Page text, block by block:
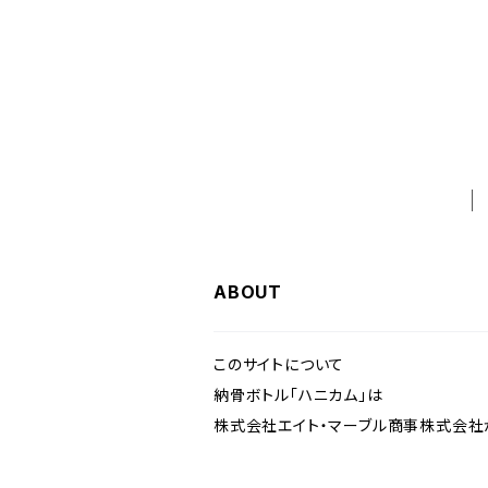
ABOUT
このサイトについて
納骨ボトル「ハニカム」は
株式会社エイト・マーブル商事株式会社